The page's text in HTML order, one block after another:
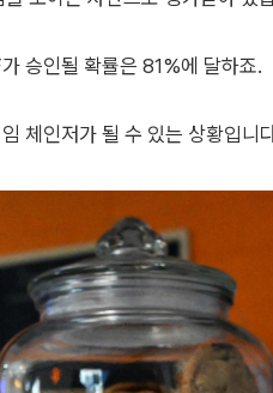
승인될 확률은 81%에 달하죠.
체인저가 될 수 있는 상황입니